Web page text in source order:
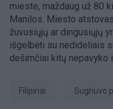
mieste, maždaug už 80
Manilos. Miesto
žuvusiųjų ar dingusiųjų
išgelbėti su nedideliais
dešimčiai kitų
Filipinai sugriuvo